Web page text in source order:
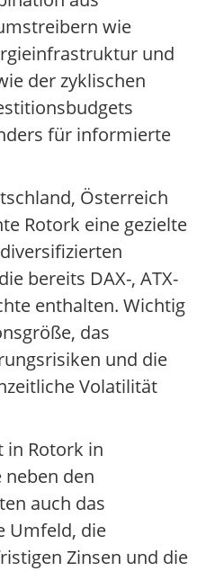
wie
und
der zyklischen
für informierte
Österreich
Rotork eine gezielte
bereits DAX-, ATX-
enthalten. Wichtig
das
und die
Volatilität
in Rotork in
neben den
auch das
Umfeld, die
Zinsen und die